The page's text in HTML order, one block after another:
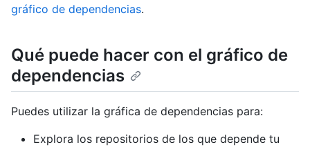
gráfico de dependencias.
Qué puede hacer con el gráfico de
dependencias
Puedes utilizar la gráfica de dependencias para:
Explora los repositorios de los que depende tu